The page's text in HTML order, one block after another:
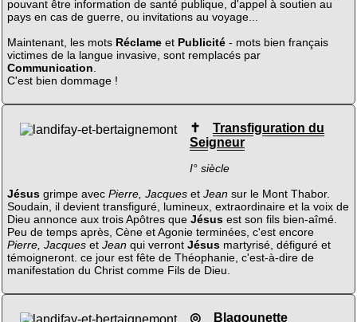
pouvant être information de santé publique, d'appel à soutien au
pays en cas de guerre, ou invitations au voyage...
Maintenant, les mots Réclameet Publicité- mots bien français
victimes de la langue invasive, sont remplacés par
Communication
C'est bien dommage !
✝
Transfiguration du
Seigneur
I° siècle
Jésusgrimpe avec Pierre, Jacqueset Jean sur le Mont Thabor.
Soudain, il devient transfiguré, lumineux, extraordinaire et la voix de
Dieu annonce aux trois Apôtres que Jésusest son fils bien-aîmé.
Peu de temps après, Cène et Agonie terminées, c'est encore
Pierre, Jacqueset Jean qui verront Jésusmartyrisé, défiguré et
témoigneront. ce jour est fête de Théophanie, c'est-à-dire de
manifestation du Christ comme Fils de Dieu.
◎ Blagounette